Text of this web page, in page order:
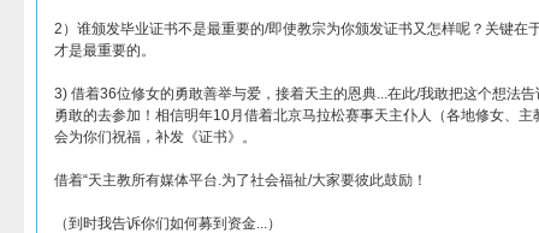
2）谁颁发毕业证书不是最重要的/即使教宗为你颁发证书又怎样呢？关键在
才是最重要的。
3) 借着36位修女的勇敢善举与爱，接着天主的恩典...在此/我敢把这个想法
勇敢的去参加！相信明年10月借着北京马拉松赛事天主仆人（各地修女、
会为你们祝福，补发《证书》。
借着“天主教所有媒体平台.为了社会福祉/大家要彼此鼓励！
（到时我告诉你们如何募到资金...）